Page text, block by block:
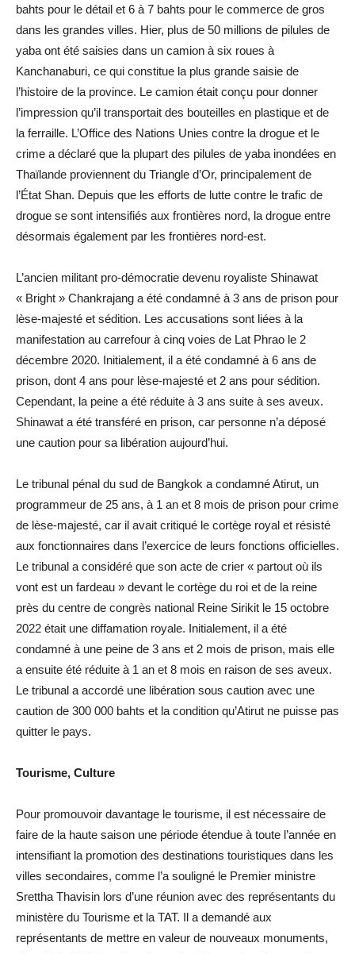
bahts pour le détail et 6 à 7 bahts pour le commerce de gros
dans les grandes villes. Hier, plus de 50 millions de pilules de
yaba ont été saisies dans un camion à six roues à
Kanchanaburi, ce qui constitue la plus grande saisie de
l’histoire de la province. Le camion était conçu pour donner
l’impression qu’il transportait des bouteilles en plastique et de
la ferraille. L’Office des Nations Unies contre la drogue et le
crime a déclaré que la plupart des pilules de yaba inondées en
Thaïlande proviennent du Triangle d’Or, principalement de
l’État Shan. Depuis que les efforts de lutte contre le trafic de
drogue se sont intensifiés aux frontières nord, la drogue entre
désormais également par les frontières nord-est.
L’ancien militant pro-démocratie devenu royaliste Shinawat
« Bright » Chankrajang a été condamné à 3 ans de prison pour
lèse-majesté et sédition. Les accusations sont liées à la
manifestation au carrefour à cinq voies de Lat Phrao le 2
décembre 2020. Initialement, il a été condamné à 6 ans de
prison, dont 4 ans pour lèse-majesté et 2 ans pour sédition.
Cependant, la peine a été réduite à 3 ans suite à ses aveux.
Shinawat a été transféré en prison, car personne n’a déposé
une caution pour sa libération aujourd’hui.
Le tribunal pénal du sud de Bangkok a condamné Atirut, un
programmeur de 25 ans, à 1 an et 8 mois de prison pour crime
de lèse-majesté, car il avait critiqué le cortège royal et résisté
aux fonctionnaires dans l’exercice de leurs fonctions officielles.
Le tribunal a considéré que son acte de crier « partout où ils
vont est un fardeau » devant le cortège du roi et de la reine
près du centre de congrès national Reine Sirikit le 15 octobre
2022 était une diffamation royale. Initialement, il a été
condamné à une peine de 3 ans et 2 mois de prison, mais elle
a ensuite été réduite à 1 an et 8 mois en raison de ses aveux.
Le tribunal a accordé une libération sous caution avec une
caution de 300 000 bahts et la condition qu’Atirut ne puisse pas
quitter le pays.
Tourisme, Culture
Pour promouvoir davantage le tourisme, il est nécessaire de
faire de la haute saison une période étendue à toute l’année en
intensifiant la promotion des destinations touristiques dans les
villes secondaires, comme l’a souligné le Premier ministre
Srettha Thavisin lors d’une réunion avec des représentants du
ministère du Tourisme et la TAT. Il a demandé aux
représentants de mettre en valeur de nouveaux monuments,